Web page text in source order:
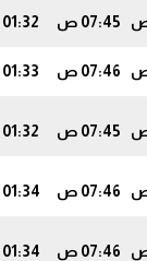
07:45 ص 01:32 م
07:46 ص 01:33 م
07:45 ص 01:32 م
07:46 ص 01:34 م
07:46 ص 01:34 م